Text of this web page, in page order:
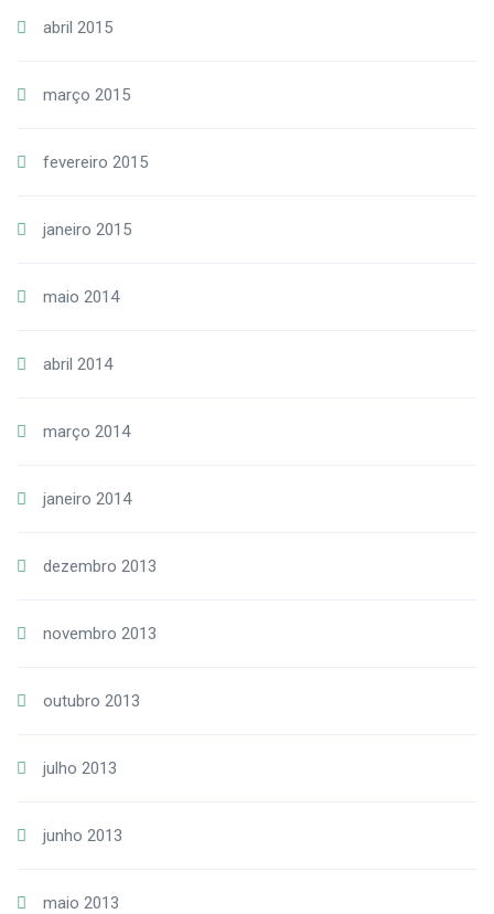
abril 2015
março 2015
fevereiro 2015
janeiro 2015
maio 2014
abril 2014
março 2014
janeiro 2014
dezembro 2013
novembro 2013
outubro 2013
julho 2013
junho 2013
maio 2013